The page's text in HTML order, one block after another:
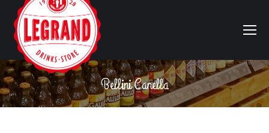
Bellini Canella
Vous êtes ici :